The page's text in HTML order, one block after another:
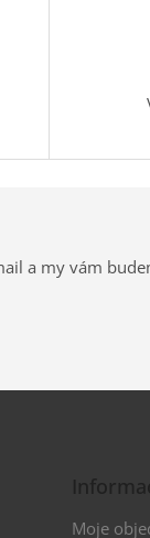
a my vám
Moje